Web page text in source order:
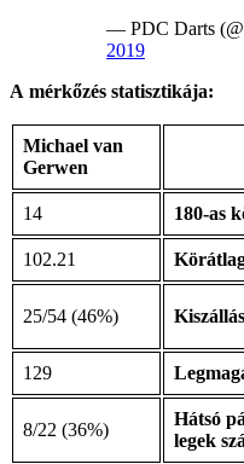
— PDC Darts
2019
A mérkőzés statisztikája:
Michael van
Gerwen
14 180-as
102.21
25/54 (46%)
129
8/22 (36%)
Hátsó
legek